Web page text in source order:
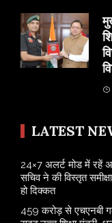
LATEST
24×7 अलर्ट मोड में रहें
सचिव ने की विस्तृत
हो दिक्कत
459 करोड़ से एचएनबी